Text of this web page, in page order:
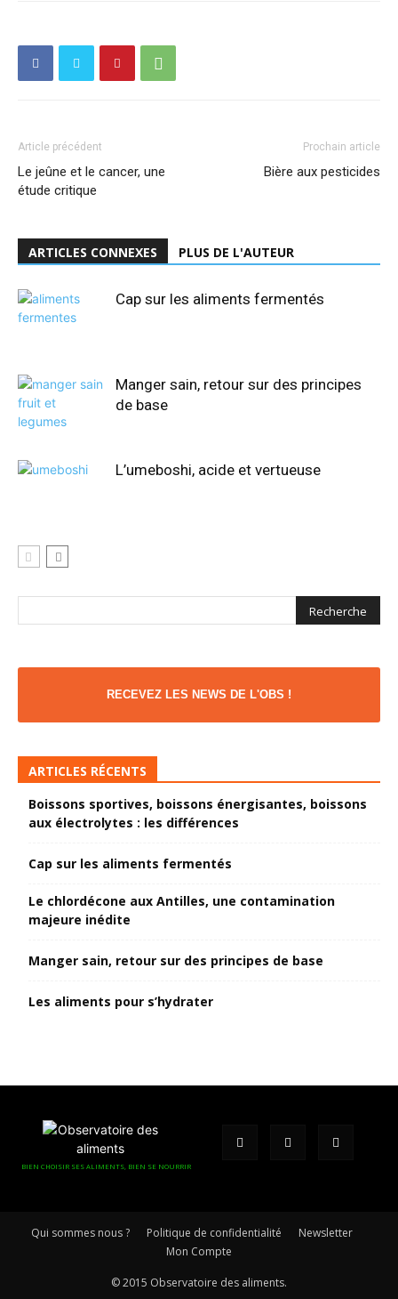
Article précédent
Le jeûne et le cancer, une
étude critique
Prochain article
Bière aux pesticides
ARTICLES CONNEXES PLUS DE L'AUTEUR
Cap sur les aliments fermentés
Manger sain, retour sur des principes
de base
L’umeboshi, acide et vertueuse
RECEVEZ LES NEWS DE L'OBS !
ARTICLES RÉCENTS
Boissons sportives, boissons énergisantes, boissons
aux électrolytes : les différences
Cap sur les aliments fermentés
Le chlordécone aux Antilles, une contamination
majeure inédite
Manger sain, retour sur des principes de base
Les aliments pour s’hydrater
BIEN CHOISIR SES ALIMENTS, BIEN SE NOURRIR
Qui sommes nous ? Politique de confidentialité
Newsletter
Mon Compte
© 2015 Observatoire des aliments.